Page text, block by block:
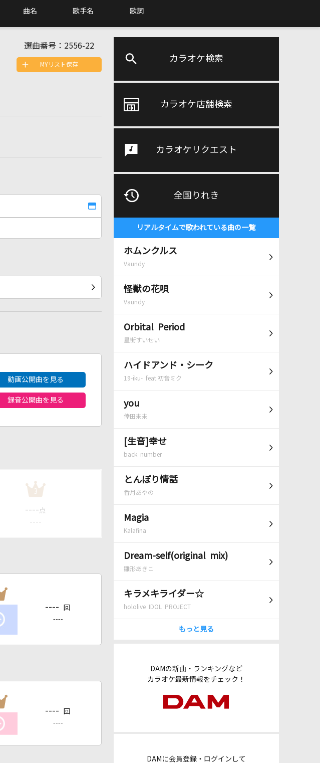
曲名 歌手名 歌詞
カラオケ検索
カラオケ店舗検索
カラオケリクエスト
全国りれき
リアルタイムで歌われている曲の一覧
ホムンクルス
Vaundy
怪獣の花唄
Vaundy
Orbital Period
星街すいせい
ハイドアンド・シーク
19-iku- feat.初音ミク
you
倖田來未
[生音]幸せ
back number
とんぼり情話
香月あやの
Magia
Kalafina
Dream-self(original mix)
雛形あきこ
キラメキライダー☆
hololive IDOL PROJECT
もっと見る
DAMの新曲・ランキングなど
カラオケ最新情報をチェック！
DAMに会員登録・ログインして
選曲番号： 2556-22
MYリスト保存
動画公開曲を見る
録音公開曲を見る
3
---- 点
----
---- 回
----
---- 回
----